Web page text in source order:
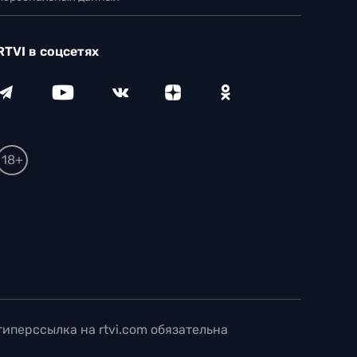
в соцсетях
18+
на rtvi.com обязательна